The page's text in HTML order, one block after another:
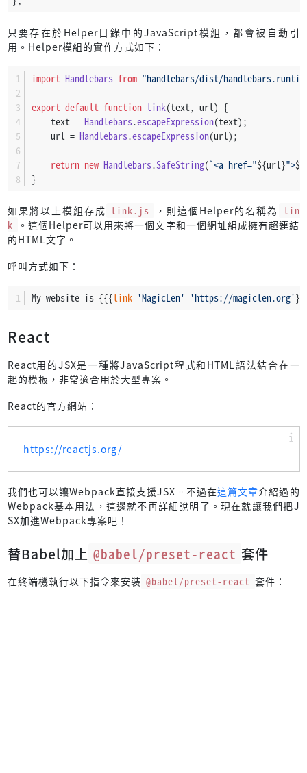
只要存在於Helper目錄中的JavaScript模組，都會被自動引
用。Helper模組的實作方式如下：
import Handlebars from "handlebars/dist/
export default function link(text, url) {
    text =
Handlebars.escapeExpression(text);
    url =
Handlebars.escapeExpression(url);
return new Handlebars.SafeString(`<a href="${url}">
}
如果將以上模組存成 link.js ，則這個Helper的名稱為
lin
k
。這個Helper可以用來將一個文字和一個網址組成擁有超連結
的HTML文字。
呼叫方式如下：
My website is {{{link 'MagicLen' 'https://magiclen.org'
React
React用的JSX是一種將JavaScript程式和HTML語法結合在一
起的模板，非常適合用於大型專案。
React的官方網站：
https://reactjs.org/
我們也可以讓Webpack直接支援JSX。不過在這篇文章介紹過的
Webpack基本用法，這邊就不再詳細說明了。現在就讓我們把J
SX加進Webpack專案吧！
替Babel加上 @babel/preset-react 套件
在終端機執行以下指令來安裝 @babel/preset-react 套件：